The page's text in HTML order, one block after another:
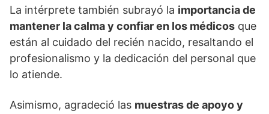
La intérprete también subrayó la importancia de
mantener la calma y confiar en los médicos que
están al cuidado del recién nacido, resaltando el
profesionalismo y la dedicación del personal que
lo atiende.
Asimismo, agradeció las muestras de apoyo y